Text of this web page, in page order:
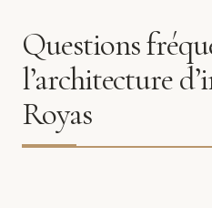
Questions
l’architecture
Royas